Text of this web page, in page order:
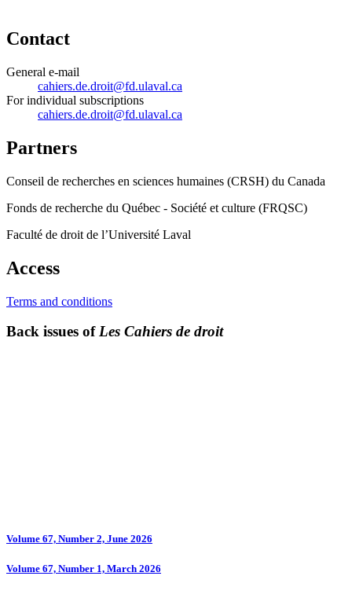
Contact
General e-mail
cahiers.de.droit@fd.ulaval.ca
For individual subscriptions
cahiers.de.droit@fd.ulaval.ca
Partners
Conseil de recherches en sciences humaines (CRSH) du Canada
Fonds de recherche du Québec - Société et culture (FRQSC)
Faculté de droit de l’Université Laval
Access
Terms and conditions
Back issues ofLes Cahiers de droit
Volume 67, Number 2, June 2026
Volume 67, Number 1, March 2026